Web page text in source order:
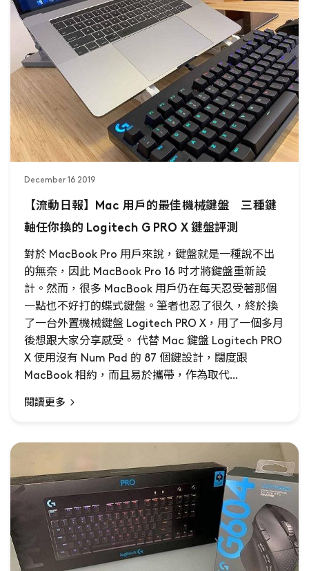
December 16 2019
【流動日報】Mac 用戶的最佳機械鍵盤 三種鍵
軸任你換的 Logitech G PRO X 鍵盤評測
對於 MacBook Pro 用戶來說，鍵盤就是一種說不出
的無奈，因此 MacBook Pro 16 吋才將鍵盤重新設
計。然而，很多 MacBook 用戶仍在每天忍受著那個
一點也不好打的蝶式鍵盤。筆者也忍了很久，終於換
了一台外置機械鍵盤 Logitech PRO X，用了一個多月
後想跟大家分享感受。 代替 Mac 鍵盤 Logitech PRO
X 使用沒有 Num Pad 的 87 個鍵設計，闊度跟
MacBook 相約，而且易於攜帶，作為取代...
閱讀更多